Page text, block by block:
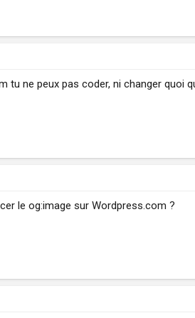
tu ne peux pas coder, ni changer quoi
le og:image sur Wordpress.com ?